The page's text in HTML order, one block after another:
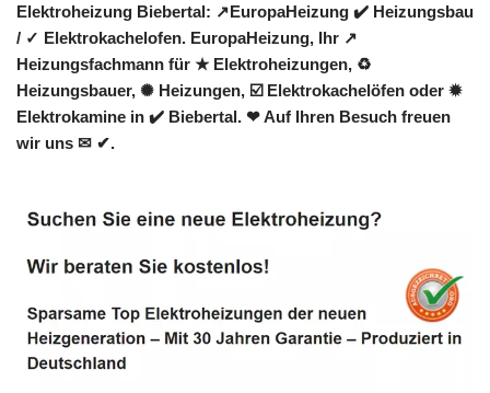
Elektroheizung Biebertal: ↗️EuropaHeizung ✔️ Heizungsbau
/ ✓ Elektrokachelofen. EuropaHeizung, Ihr ↗️
Heizungsfachmann für ★ Elektroheizungen, ♻
Heizungsbauer, ✺ Heizungen, ☑️ Elektrokachelöfen oder ✹
Elektrokamine in ✔️ Biebertal. ❤ Auf Ihren Besuch freuen
wir uns ✉ ✔.